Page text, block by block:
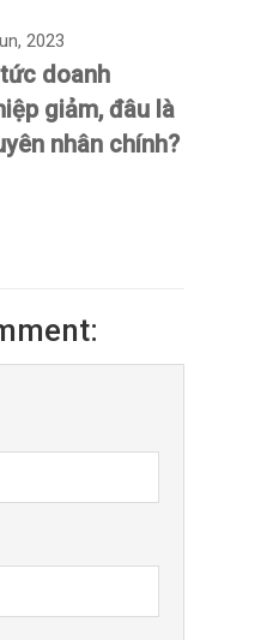
2023
doanh
giảm, đâu là
nhân chính?